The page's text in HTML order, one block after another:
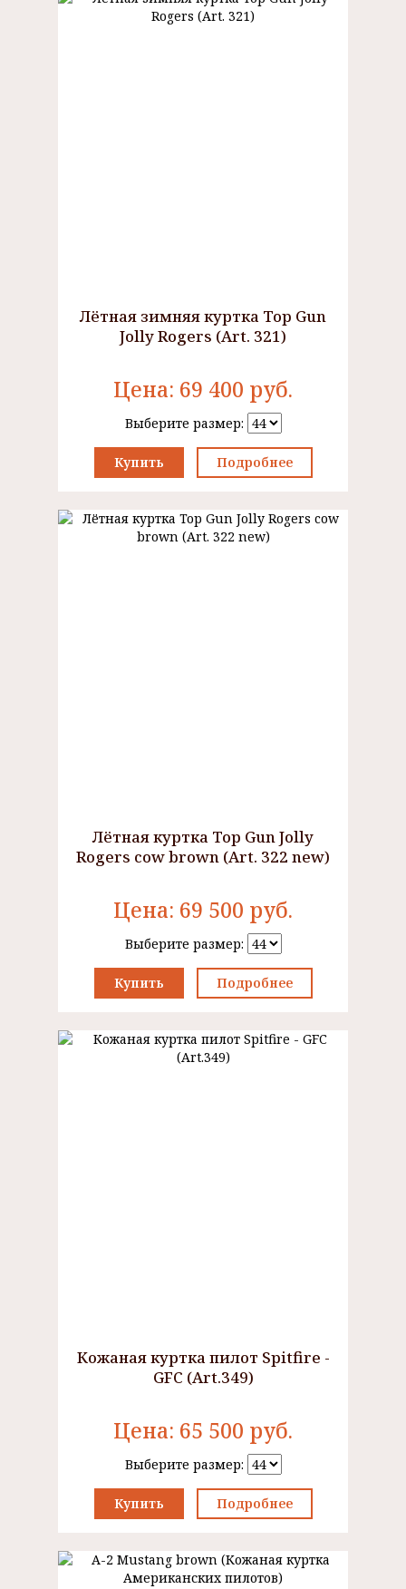
Лётная зимняя куртка Top Gun
Jolly Rogers (Art. 321)
Цена: 69 400 руб.
Выберите размер:
Купить Подробнее
Лётная куртка Top Gun Jolly
Rogers cow brown (Art. 322 new)
Цена: 69 500 руб.
Выберите размер:
Купить Подробнее
Кожаная куртка пилот Spitfire -
GFC (Art.349)
Цена: 65 500 руб.
Выберите размер:
Купить Подробнее